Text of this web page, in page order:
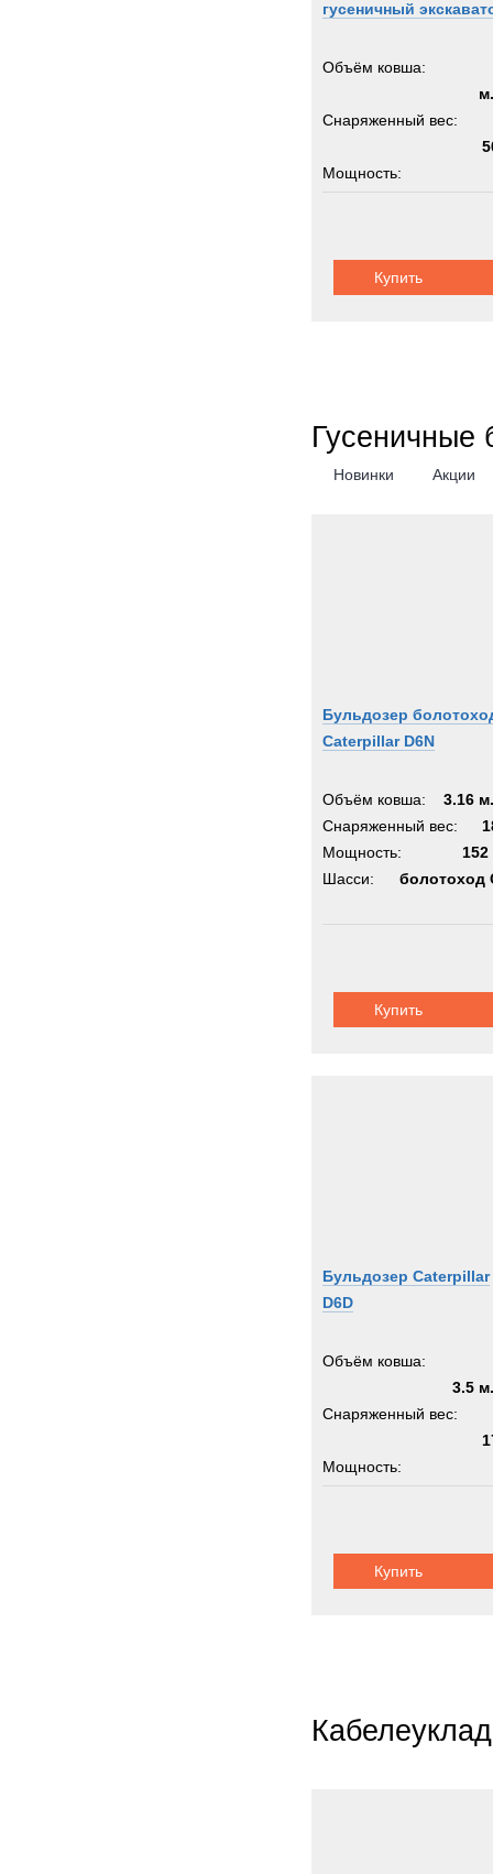
гусеничный
Объём ковша:
Снаряженный вес:
Мощность:
Купить
Гусеничные
Новинки Акции
Бульдозер
Caterpillar D6N
Объём ковша:
3.16
Снаряженный вес:
Мощность:
152
Шасси:
болотоход
Купить
Бульдозер Caterpillar
D6D
Объём ковша:
3.5
Снаряженный вес:
Мощность:
Купить